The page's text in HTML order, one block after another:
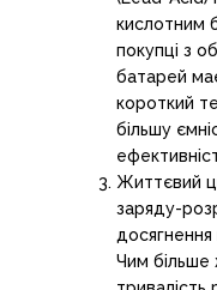
кислотним
покупці з
батарей
короткий
більшу
Життєвий
заряду-
досягнення
Чим